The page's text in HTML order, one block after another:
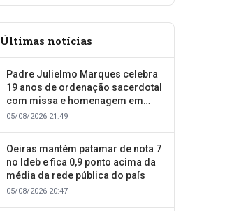
Últimas notícias
Padre Julielmo Marques celebra
19 anos de ordenação sacerdotal
com missa e homenagem em
Colônia do Piauí
05/08/2026 21:49
Oeiras mantém patamar de nota 7
no Ideb e fica 0,9 ponto acima da
média da rede pública do país
05/08/2026 20:47